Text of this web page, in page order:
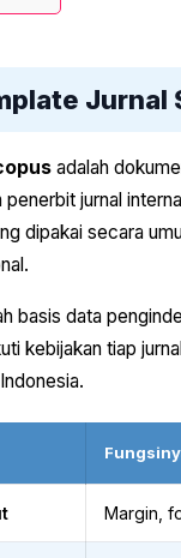
Jurnal
adalah
jurnal
dipakai secara
basis data
kebijakan tiap
Margin,